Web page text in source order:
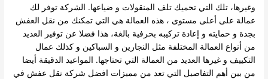
وغيرها، تلك التي تحميك تلف المنقولات و ضياعها. الشركة توفر لك
عمالة على أعلى مستوى ، هذه العمالة هي التي تمكنك من نقل العفش
بجدة و حمايته و إعادة تركيبه بحرفية بالغة، هذا فضلا عن توفير العديد
من أنواع العمالة المختلفة مثل النجارين و السباكين و كذلك عمال
التكييف و غيرها العديد من العمالة التي تحتاجها. المواعيد الدقيقة أيضا
من بين أهم التفاصيل التي تعد من مميزات افضل شركة نقل عفش في